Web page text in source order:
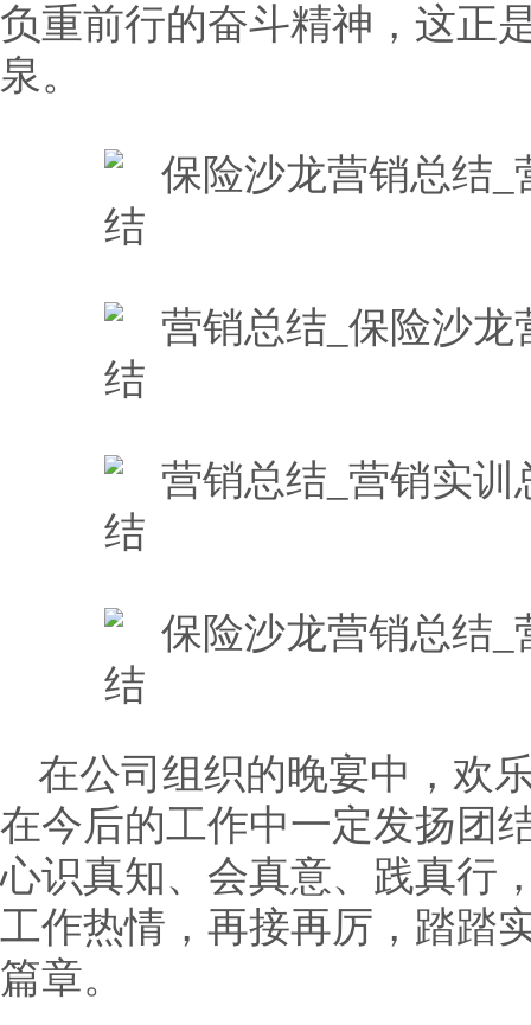
负重前行的奋斗精神，这正
泉。
在公司组织的晚宴中，欢
在今后的工作中一定发扬团
心识真知、会真意、践真行
工作热情，再接再厉，踏踏
篇章。